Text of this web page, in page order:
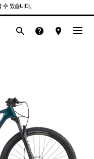
수 있습니다.
행사를 진행하고 있습니다.